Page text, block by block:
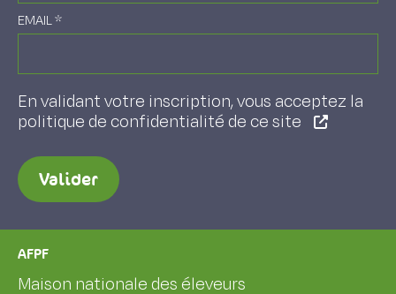
EMAIL*
En validant votre inscription, vous acceptez la
politique de confidentialité de ce site
Valider
AFPF
Maison nationale des éleveurs